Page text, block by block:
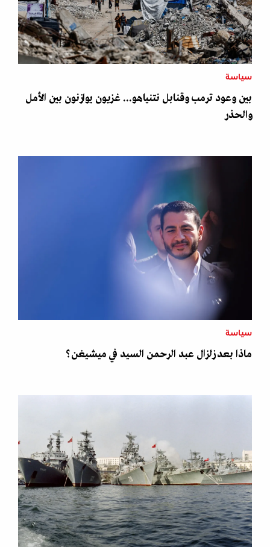
سياسة
بين وعود ترمب وقنابل نتنياهو... غزيون يوازنون بين الأمل
والحذر
سياسة
ماذا بعد زلزال عبد الرحمن السيد في ميشيغن؟